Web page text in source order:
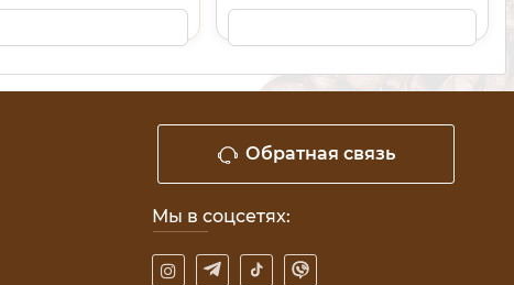
Обратная связь
Мы в соцсетях: